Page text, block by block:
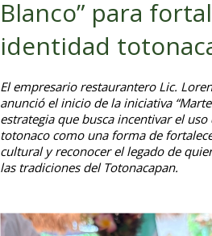
Blanco” para
identidad
El empresario restaurantero Lic.
anunció el inicio de la iniciativa
estrategia que busca incentivar el
totonaco como una forma de
cultural y reconocer el legado de
las tradiciones del Totonacapan.